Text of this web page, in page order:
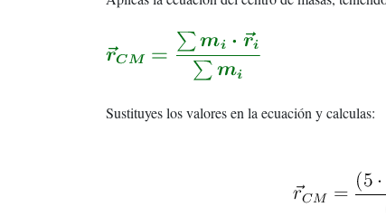
Sustituyes los valores en la ecuación y calculas: